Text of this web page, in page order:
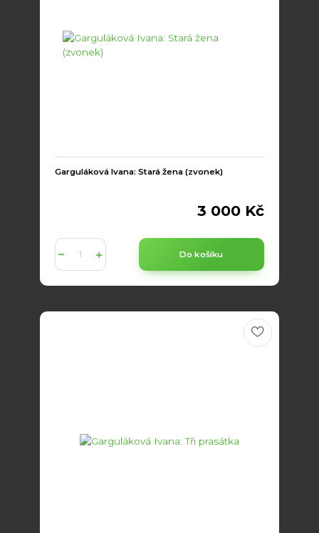
Garguláková Ivana: Stará žena (zvonek)
3 000 Kč
Do košíku